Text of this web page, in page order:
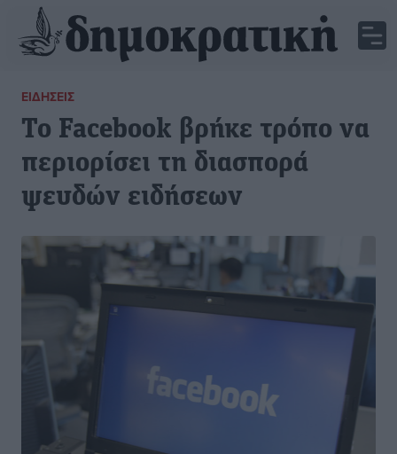
ΕΙΔΉΣΕΙΣ
Το Facebook βρήκε τρόπο να
περιορίσει τη διασπορά
ψευδών ειδήσεων